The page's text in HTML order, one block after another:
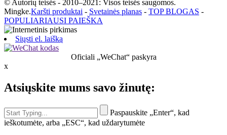
© Autorių teisės - 2010–2021: Visos teisės saugomos.
Mingke.Karšti produktai - Svetainės planas - TOP BLOGAS -
POPULIARIAUSI PAIEŠKA
Siųsti el. laišką
Oficiali „WeChat“ paskyra
x
Atsiųskite mums savo žinutę:
Paspauskite „Enter“, kad
ieškotumėte, arba „ESC“, kad uždarytumėte